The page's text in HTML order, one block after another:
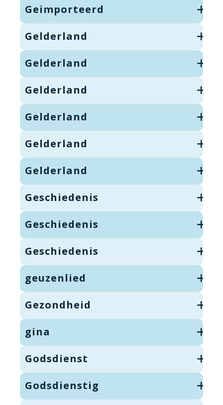
Geimporteerd
Gelderland
Gelderland
Gelderland
Gelderland
Gelderland
Gelderland
Geschiedenis
Geschiedenis
Geschiedenis
geuzenlied
Gezondheid
gina
Godsdienst
Godsdienstig